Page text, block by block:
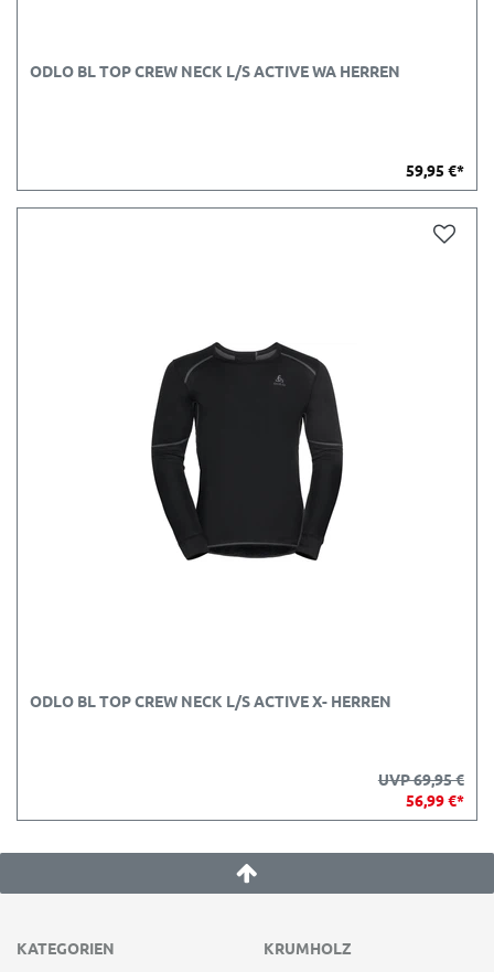
ODLO BL TOP CREW NECK L/S ACTIVE WA HERREN
59,95 €*
ODLO BL TOP CREW NECK L/S ACTIVE X- HERREN
UVP 69,95 €
56,99 €*
KATEGORIEN
KRUMHOLZ